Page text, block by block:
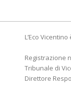
L’Eco
Registrazione
Tribunale di
Direttore